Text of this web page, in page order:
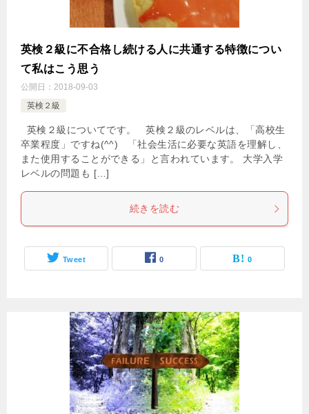
英検２級に不合格し続ける人に共通する特徴につい
て私はこう思う
公開日： 2018-09-03
英検２級
英検２級についてです。 英検２級のレベルは、「高校生
卒業程度」ですね(^^) 「社会生活に必要な英語を理解し、
また使用することができる」と言われています。 大学入学
レベルの問題も […]
続きを読む
Tweet 0 0